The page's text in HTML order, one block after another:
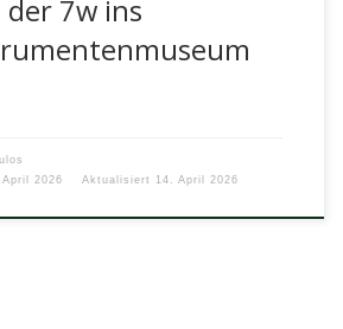
7w ins
April 2026 Aktualisiert 14. April 2026